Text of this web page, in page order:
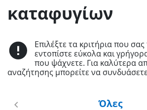
καταφυγίων
Επιλέξτε τα κριτήρια που σας
εντοπίστε εύκολα και
που ψάχνετε. Για καλύτερα
αναζήτησης μπορείτε να
Όλες